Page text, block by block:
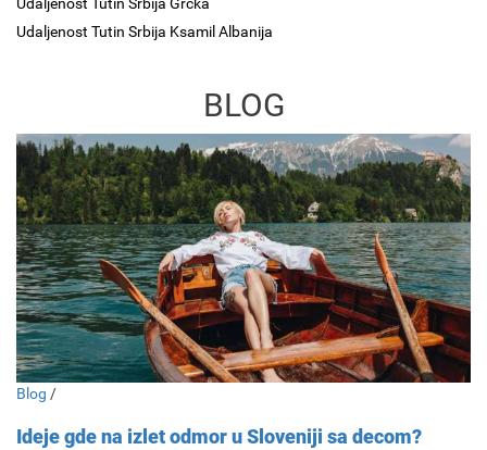
Udaljenost Tutin Srbija Ksamil Albanija
BLOG
Blog /
Ideje gde na izlet odmor u Sloveniji sa decom?